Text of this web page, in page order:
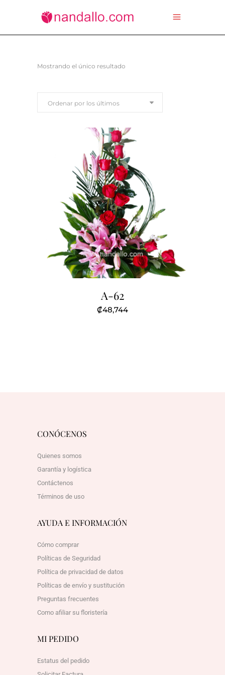
Mostrando el único resultado
Ordenar por los últimos
A-62
₡48,744
CONÓCENOS
Quienes somos
Garantía y logística
Contáctenos
Términos de uso
AYUDA E INFORMACIÓN
Cómo comprar
Políticas de Seguridad
Política de privacidad de datos
Políticas de envío y sustitución
Preguntas frecuentes
Como afiliar su floristería
MI PEDIDO
Estatus del pedido